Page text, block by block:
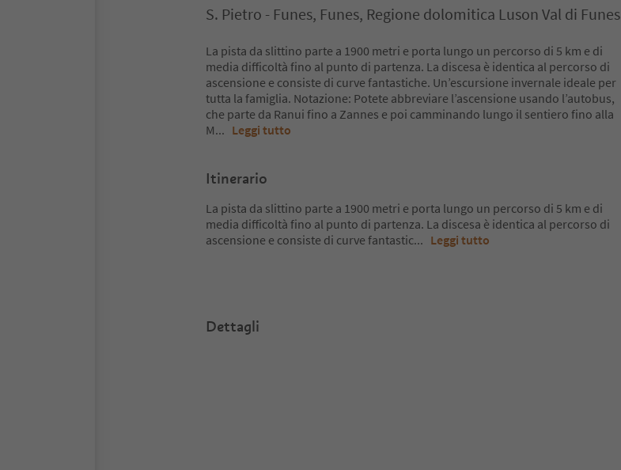
S. Pietro - Funes, Funes, Regione dolomitica Luson Val di Funes
La pista da slittino parte a 1900 metri e porta lungo un percorso di 5 km e di
media difficoltà fino al punto di partenza. La discesa è identica al percorso di
ascensione e consiste di curve fantastiche. Un’escursione invernale ideale per
tutta la famiglia. Notazione: Potete abbreviare l’ascensione usando l’autobus,
che parte da Ranui fino a Zannes e poi camminando lungo il sentiero fino alla
M... Leggi tutto
Itinerario
La pista da slittino parte a 1900 metri e porta lungo un percorso di 5 km e di
media difficoltà fino al punto di partenza. La discesa è identica al percorso di
ascensione e consiste di curve fantastic... Leggi tutto
Dettagli